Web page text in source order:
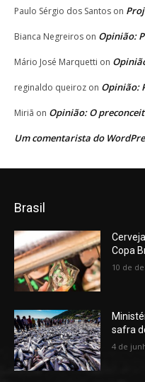
Paulo Sérgio dos Santos on
Bianca Negreiros on Opinião:
Mário José Marquetti on
reginaldo queiroz on Opinião:
Miriã on Opinião: O
Um comentarista do
Brasil
Copa
10 de
safra
4 de